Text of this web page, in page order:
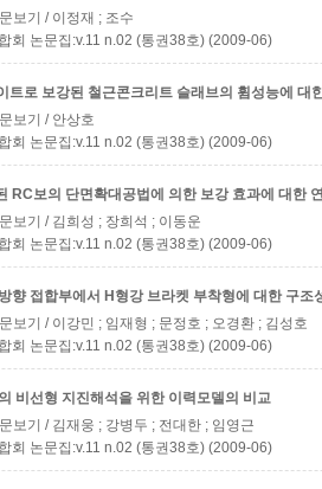
보기 / 이정재 ; 조수
회 논문집:v.11 n.02 (통권38호) (2009-06)
트로 보강된 철근콘크리트 슬래브의 휨성능에 대
보기 / 안상호
회 논문집:v.11 n.02 (통권38호) (2009-06)
RC보의 단면확대공법에 의한 보강 효과에 대한
보기 / 김희성 ; 장희석 ; 이동운
회 논문집:v.11 n.02 (통권38호) (2009-06)
향 접합부에서 H형강 브라켓 부착형에 대한 구조
보기 / 이강민 ; 임재형 ; 문정호 ; 오경환 ; 김성호
회 논문집:v.11 n.02 (통권38호) (2009-06)
비선형 지진해석을 위한 이력모델의 비교
보기 / 김재웅 ; 강병두 ; 전대한 ; 임영근
회 논문집:v.11 n.02 (통권38호) (2009-06)